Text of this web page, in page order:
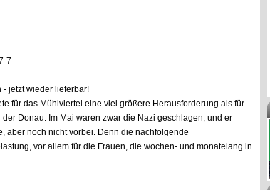
7
jetzt wieder lieferbar!
für das Mühlviertel eine viel größere Herausforderung als für
Donau. Im Mai waren zwar die Nazi geschlagen, und er
aber noch nicht vorbei. Denn die nachfolgende
vor allem für die Frauen, die wochen- und monatelang in